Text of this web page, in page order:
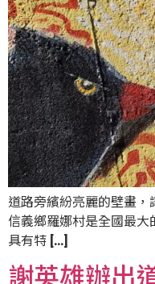
道路旁繽紛亮麗的壁畫，
信義鄉羅娜村是全國最
具有特 […]
謝英雄辦出